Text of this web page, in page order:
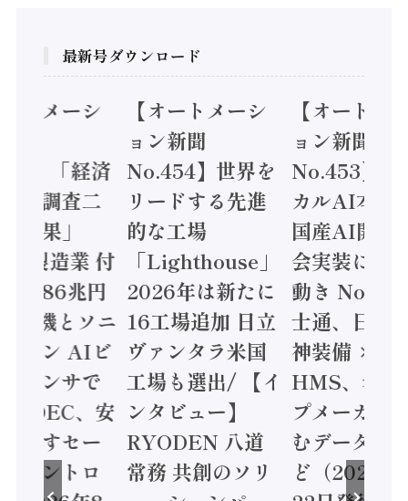
最新号ダウンロード
トメーシ
】「経済
態調査二
結果」
年製造業 付
額86兆円
電機とソニ
コン AIビ
センサで
/ IDEC、安
かすセー
コントロ
【オートメーシ
ョン新聞
No.454】世界を
リードする先進
的な工場
「Lighthouse」
2026年は新たに
16工場追加 日立
ヴァンタラ米国
工場も選出/ 【イ
ンタビュー】
RYODEN 八道
常務 共創のソリ
【オートメ
ョン新聞
No.453】フ
カルAI本格
国産AI開発
会実装に活
動き
士通、日立
神装備 ×
HMS、老舗
プメーカー
むデータ活
ど（2026年